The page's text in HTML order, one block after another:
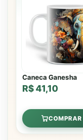
Caneca Ganesha
R$ 41,10
COMPRAR